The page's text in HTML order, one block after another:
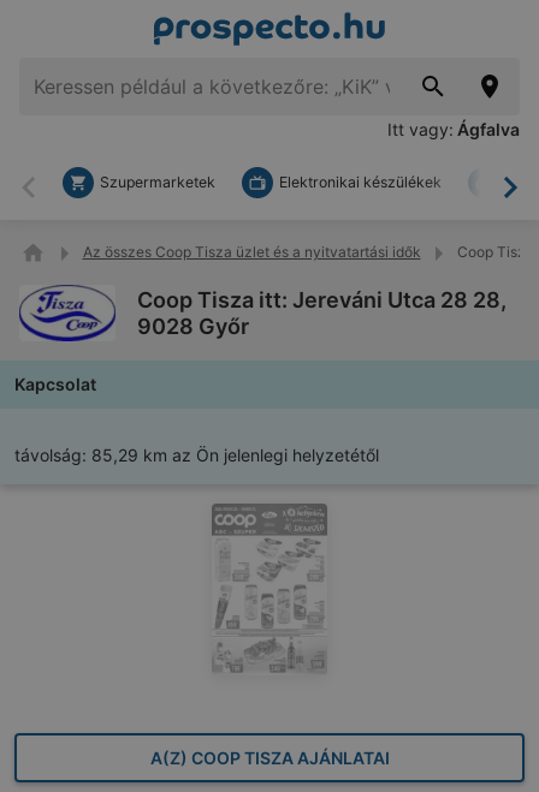
Itt vagy: Ágfalva
Vissza
Szupermarketek Elektronikai készülékek
Az összes Coop Tisza üzlet és a nyitvatartási idők Coop Tisza
Coop Tisza itt: Jereváni Utca 28 28,
9028 Győr
Kapcsolat
távolság: 85,29 km az Ön jelenlegi helyzetétől
A(Z) COOP TISZA AJÁNLATAI